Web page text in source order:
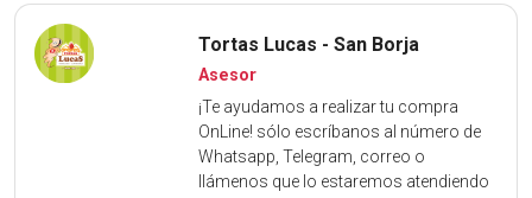
Tortas Lucas - San Borja
Asesor
¡Te ayudamos a realizar tu compra
OnLine! sólo escríbanos al número de
Whatsapp, Telegram, correo o
llámenos que lo estaremos atendiendo